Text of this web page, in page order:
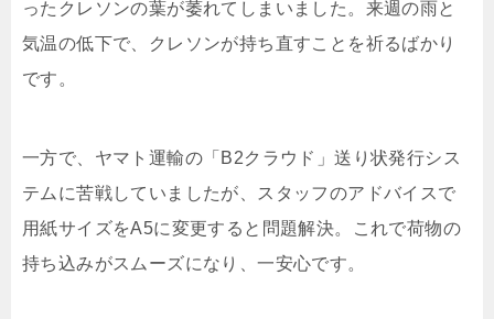
ったクレソンの葉が萎れてしまいました。来週の雨と
気温の低下で、クレソンが持ち直すことを祈るばかり
です。
一方で、ヤマト運輸の「B2クラウド」送り状発行シス
テムに苦戦していましたが、スタッフのアドバイスで
用紙サイズをA5に変更すると問題解決。これで荷物の
持ち込みがスムーズになり、一安心です。